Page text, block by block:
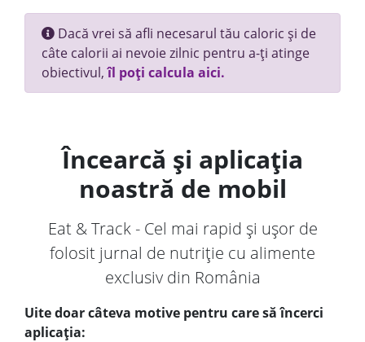
Dacă vrei să afli necesarul tău caloric și de
câte calorii ai nevoie zilnic pentru a-ți atinge
obiectivul,îl poți calcula aici.
Încearcă și aplicația
noastră de mobil
Eat & Track - Cel mai rapid și ușor de
folosit jurnal de nutriție cu alimente
exclusiv din România
Uite doar câteva motive pentru care să încerci
aplicația: